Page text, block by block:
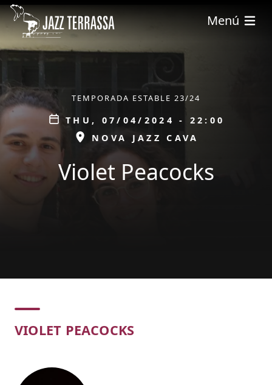
Skip to main content
Menú
ÀMBIT TEMPORADA ESTABLE 23/24
Data
THU, 07/04/2024 - 22:00
ESPAI
NOVA JAZZ CAVA
Violet Peacocks
Concert
VIOLET PEACOCKS